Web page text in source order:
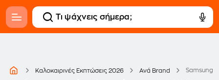
Καλοκαιρινές Εκπτώσεις 2026 Ανά Brand Samsung